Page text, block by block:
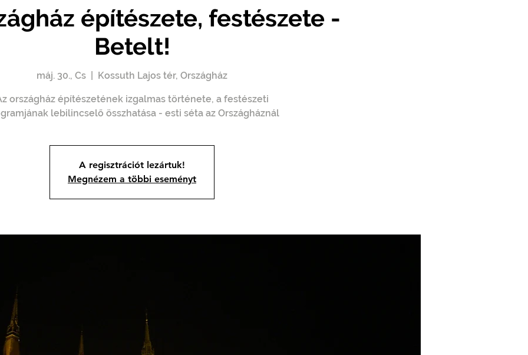
építészete, festészete -
Betelt!
máj. 30., Cs Kossuth Lajos tér, Országház
országház építészetének izgalmas története, a festészeti
lebilincselő összhatása - esti séta az Országháznál
A regisztrációt lezártuk!
Megnézem a többi eseményt